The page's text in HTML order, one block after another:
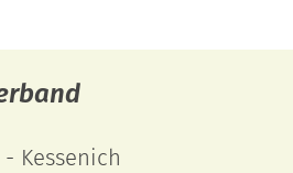
Kessenich